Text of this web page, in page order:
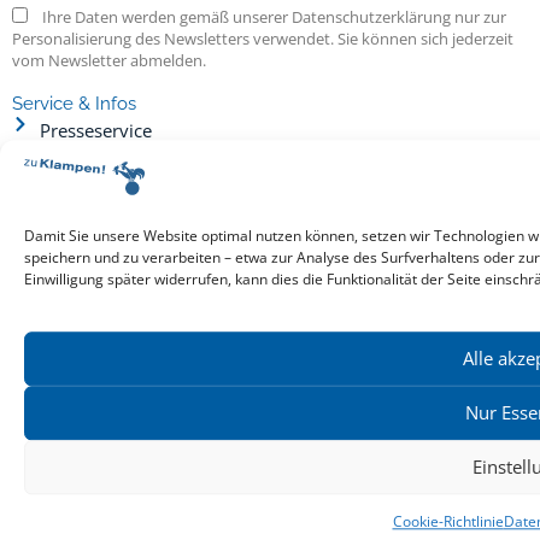
Damit Sie unsere Website optimal nutzen können, setzen wir Technologien
speichern und zu verarbeiten – etwa zur Analyse des Surfverhaltens oder
Einwilligung später widerrufen, kann dies die Funktionalität der Seite
Alle
Nur
Cookie-Richtlinie
Ihre Daten werden gemäß unserer Datenschutzerklärung nur zur
Personalisierung des Newsletters verwendet. Sie können sich jederzeit
vom Newsletter abmelden.
Service & Infos
Presseservice
Service für Handel & Veranstalter
Infos zur Manuskripteinreichung
Kontakt & Ansprechpartner
Impressum
Produktsicherheit